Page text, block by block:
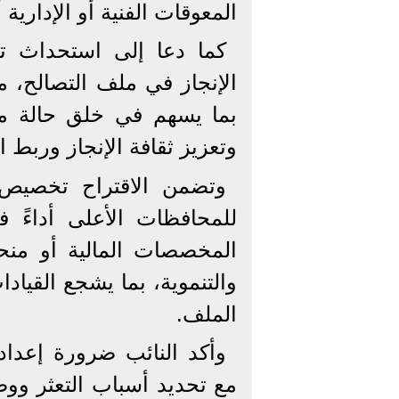
المعوقات الفنية أو
كما دعا إلى استحداث
الإنجاز في ملف التصالح،
بما يسهم في خلق حالة من
وتعزيز ثقافة الإنجاز
وتضمن الاقتراح تخصيص
للمحافظات الأعلى
المخصصات المالية أو
والتنموية، بما يشجع
الملف.
وأكد النائب ضرورة
مع تحديد أسباب التعثر